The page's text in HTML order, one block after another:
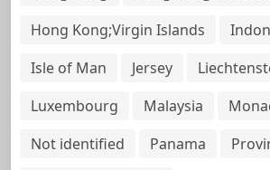
Hong Kong;Virgin Islands
Isle of Man
Jersey
Luxembourg
Malaysia
Not identified
Panama